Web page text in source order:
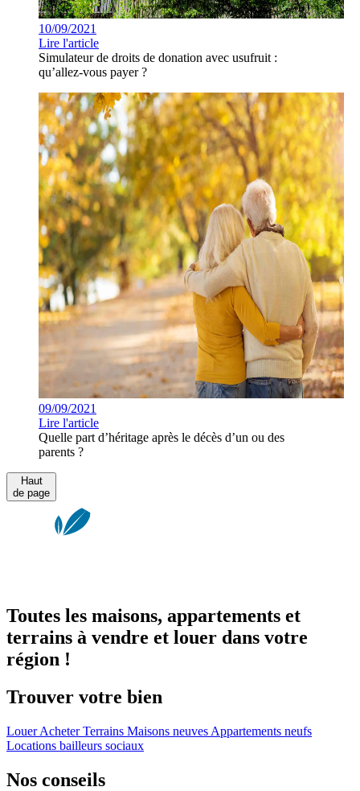
10/09/2021
Lire l'article
Simulateur de droits de donation avec usufruit :
qu’allez-vous payer ?
09/09/2021
Lire l'article
Quelle part d’héritage après le décès d’un ou des
parents ?
Haut
de page
Toutes les maisons, appartements et
terrains à vendre et louer dans votre
région !
Trouver votre bien
LouerAcheterTerrains Maisons neuves Appartements neufs
Locations bailleurs sociaux
Nos conseils